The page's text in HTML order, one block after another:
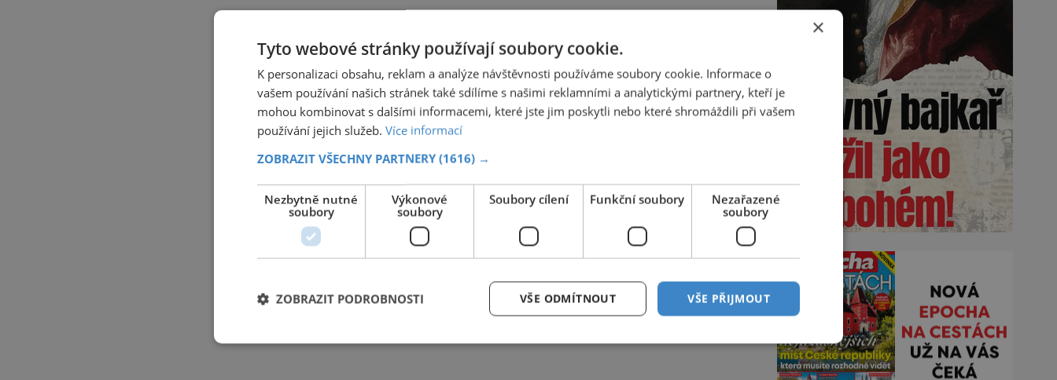
×
Tyto webové stránky používají soubory cookie.
K personalizaci obsahu, reklam a analýze návštěvnosti používáme soubory cookie. Informace o
vašem používání našich stránek také sdílíme s našimi reklamními a analytickými partnery, kteří je
mohou kombinovat s dalšími informacemi, které jste jim poskytli nebo které shromáždili při vašem
používání jejich služeb. Více informací
ZOBRAZIT VŠECHNY PARTNERY (1616) →
Nezbytně nutné
soubory
Výkonové
soubory
Soubory cílení Funkční soubory
Nezařazené
soubory
VŠE PŘIJMOUT
VŠE ODMÍTNOUT
ZOBRAZIT PODROBNOSTI